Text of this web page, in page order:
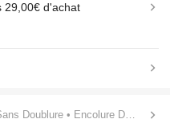
29,00€ d'achat
Doublure • Encolure Dégagée